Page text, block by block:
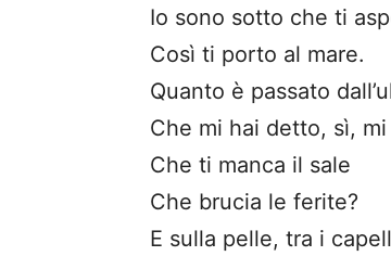
Io sono sotto che ti
Così ti porto al mare.
Quanto è passato
Che mi hai detto, sì,
Che ti manca il sale
Che brucia le ferite?
E sulla pelle, tra i